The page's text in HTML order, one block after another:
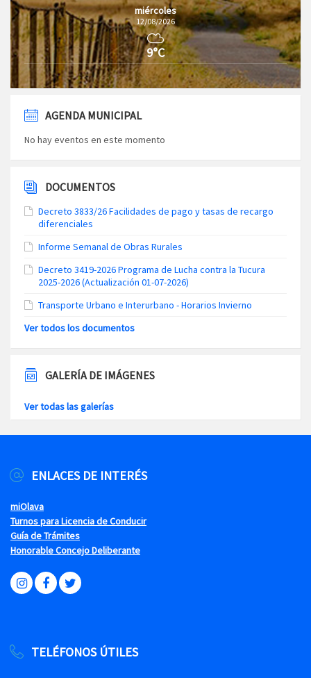
miércoles
12/08/2026
9°C
AGENDA MUNICIPAL
No hay eventos en este momento
DOCUMENTOS
Decreto 3833/26 Facilidades de pago y tasas de recargo
diferenciales
Informe Semanal de Obras Rurales
Decreto 3419-2026 Programa de Lucha contra la Tucura
2025-2026 (Actualización 01-07-2026)
Transporte Urbano e Interurbano - Horarios Invierno
Ver todos los documentos
GALERÍA DE IMÁGENES
Ver todas las galerías
ENLACES DE INTERÉS
miOlava
Turnos para Licencia de Conducir
Guía de Trámites
Honorable Concejo Deliberante
TELÉFONOS ÚTILES